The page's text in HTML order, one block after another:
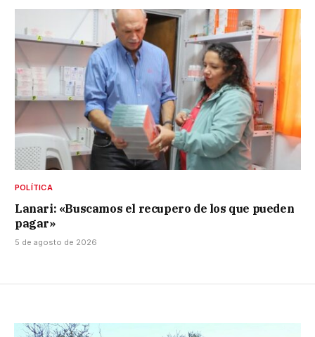
POLÍTICA
Lanari: «Buscamos el recupero de los que pueden
pagar»
5 de agosto de 2026